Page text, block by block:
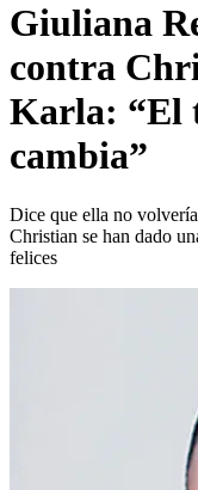
Giuliana
contra
Karla: “El
cambia”
Dice que ella no
Christian se han dado
felices